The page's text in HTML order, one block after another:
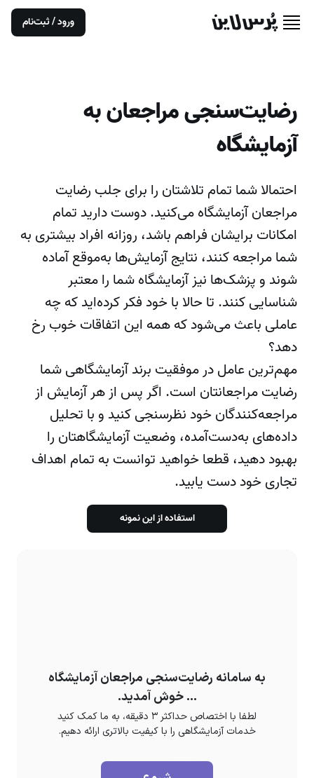
ورود / ثبت‌نام
رضایت‌سنجی مراجعان به
آزمایشگاه
احتمالا شما تمام تلاشتان را برای جلب رضایت
مراجعان آزمایشگاه می‌کنید. دوست دارید تمام
امکانات برایشان فراهم باشد، روزانه افراد بیشتری به
شما مراجعه کنند، نتایج آزمایش‌ها به‌موقع آماده
شوند و پزشک‌ها نیز آزمایشگاه شما را معتبر
شناسایی کنند. تا حالا با خود فکر کرده‌اید که چه
عاملی باعث می‌شود که همه این اتفاقات خوب رخ
دهد؟
مهم‌ترین عامل در موفقیت برند آزمایشگاهی شما
رضایت مراجعانتان است. اگر پس از هر آزمایش از
مراجعه‌کنندگان خود نظرسنجی کنید و با تحلیل
داده‌های به‌دست‌آمده، وضعیت آزمایشگاهتان را
بهبود دهید، قطعا خواهید توانست به تمام اهداف
تجاری خود دست یابید.
استفاده از این نمونه